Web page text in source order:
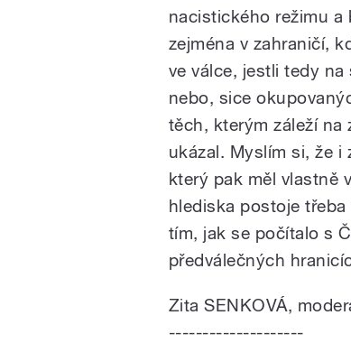
nacistického režimu a
zejména v zahraničí,
ve válce, jestli tedy
nebo, sice
těch, kterým záleží na
ukázal. Myslím si, že
který pak měl vlastně
hlediska postoje
tím, jak se počítalo s
předválečných
Zita SENKOVÁ,
--------------------